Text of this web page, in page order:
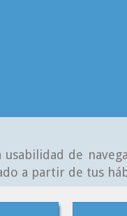
de
a partir de tus